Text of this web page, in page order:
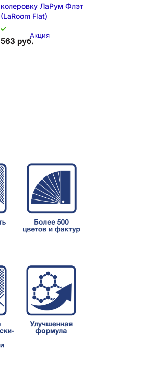
Акция
колеровку ЛаРум Флэт
(LaRoom Flat)
563 руб.